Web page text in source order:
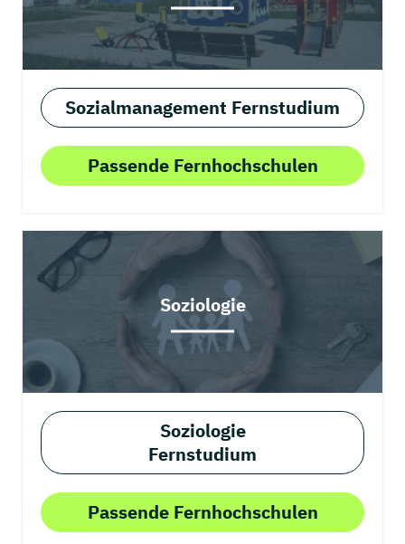
Sozialmanagement Fernstudium
Passende Fernhochschulen
Soziologie
Soziologie
Fernstudium
Passende Fernhochschulen